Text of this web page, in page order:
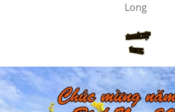
Long